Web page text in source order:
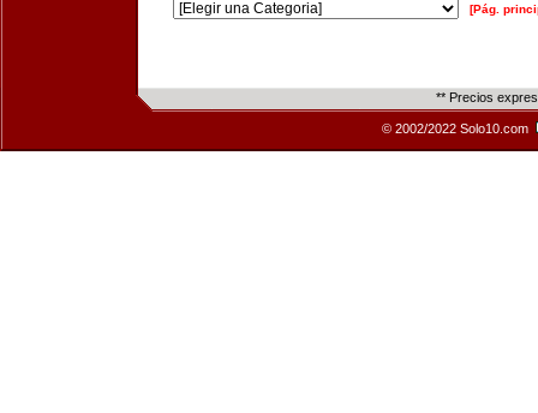
[Pág.
** Precios
© 2002/2022 Solo10.com